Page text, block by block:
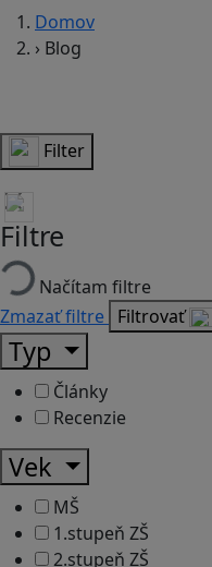
Domov
› Blog
Filter
Filtre
Načítam filtre
Zmazať filtre Filtrovať
Typ
Články
Recenzie
Vek
MŠ
1.stupeň ZŠ
2.stupeň ZŠ